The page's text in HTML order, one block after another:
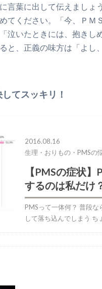
言葉に出して伝えましょ
てください。「今、ＰＭ
泣いたときには、抱きし
と、正義の味方は「よし
てスッキリ！
2016.08.16
生理・おりもの・PMSの
【PMSの症状
するのは私だけ
PMSって一体何？ 普段
して落ち込んでしまう